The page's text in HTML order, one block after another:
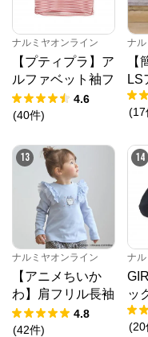
ナルミヤオンライン
【プティプラ】ア
ルファベット袖フ
リルTシャツ
4.6
(40件)
ナ
LS
(17
13
ナルミヤオンライン
【アニメちいか
わ】肩フリル長袖
Tシャツ
4.8
(42件)
14
ナ
ッ
(20
ナルミヤ
ナルミヤオンライ
ゾピアノ、プティ
ミニ等、全ブラン